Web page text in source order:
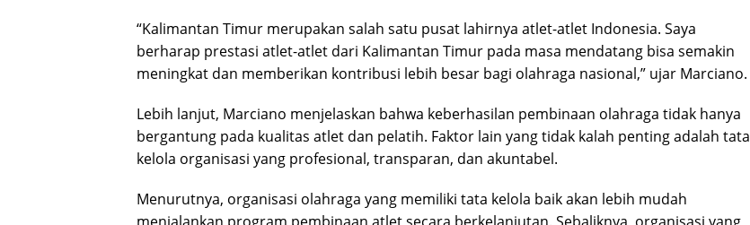
“Kalimantan Timur merupakan salah satu pusat lahirnya atlet-atlet Indonesia. Saya
berharap prestasi atlet-atlet dari Kalimantan Timur pada masa mendatang bisa semakin
meningkat dan memberikan kontribusi lebih besar bagi olahraga nasional,” ujar Marciano.
Lebih lanjut, Marciano menjelaskan bahwa keberhasilan pembinaan olahraga tidak hanya
bergantung pada kualitas atlet dan pelatih. Faktor lain yang tidak kalah penting adalah tata
kelola organisasi yang profesional, transparan, dan akuntabel.
Menurutnya, organisasi olahraga yang memiliki tata kelola baik akan lebih mudah